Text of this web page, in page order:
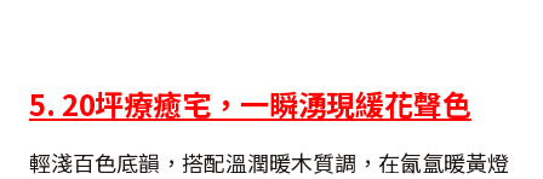
5. 20坪療癒宅，一瞬湧現緩花聲色
輕淺百色底韻，搭配溫潤暖木質調，在氤氲暖黃燈